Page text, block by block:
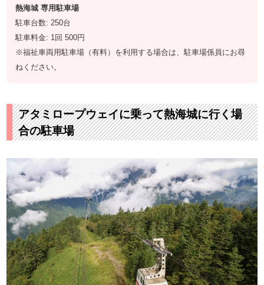
熱海城 専用駐車場
駐車台数: 250台
駐車料金: 1回 500円
※福祉車両用駐車場（有料）を利用する場合は、駐車場係員にお尋
ねください。
アタミロープウェイに乗って熱海城に行く場
合の駐車場